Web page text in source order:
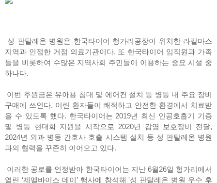
성 판탈레온 병원은 한국타이어 헝가리공장이 위치한 라칼마스
지역과 인접한 거점 의료기관이다. 또 한국타이어 임직원과 가족
들을 비롯하여 수많은 지역사회 주민들이 이용하는 중요 시설 중
하나다.
이번 후원금은 유아용 침대 및 에어컨 설치 등 병동 내 주요 장비
구매에 쓰인다. 어린 환자들이 쾌적하고 안전한 환경에서 치료받
을 수 있도록 했다. 한국타이어는 2019년 최신 인공호흡기 기증
및 병동 현대화 지원을 시작으로 2020년 감염 보호장비 전달,
2024년 외과 병동 간호사 호출 시스템 설치 등 성 판탈레온 병원
과의 협력을 꾸준히 이어오고 있다.
이러한 공로를 인정받아 한국타이어는 지난 6월26일 헝가리에서
열린 ‘제멜바이스 데이’ 행사에 참석해 '성 판탈레온 병원 우수 후